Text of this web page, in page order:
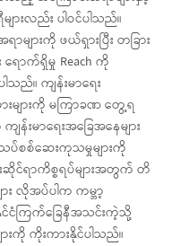
းလည်း ပါဝင်ပါသည်။
များကို ဖယ်ရှားပြီး တခြား
ရောက်ရှိမှု Reach ကို
သည်။ ကျန်းမာရေး
ျားကို မကြာခဏ တွေ့ရ
န်းမာရေးအခြေအနေများ
စ်ဆေးကုသမှုများကို
ဆိုင်ရာကိစ္စရပ်များအတွက် တိ
း လိုအပ်ပါက ကမ္ဘာ့
င်ငံကြက်ခြေနီအသင်းကဲ့သို့
းကို ကိုးကားနိုင်ပါသည်။